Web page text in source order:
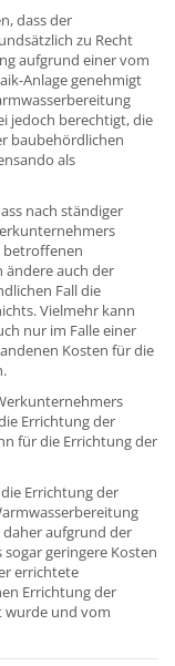
dass der
zu Recht
aufgrund einer vom
Anlage genehmigt
jedoch berechtigt, die
baubehördlichen
als
nach ständiger
betroffenen
ändere auch der
Fall die
Vielmehr kann
nur im Falle einer
Kosten für die
Errichtung der
für die Errichtung der
Errichtung der
aufgrund der
geringere Kosten
errichtete
Errichtung der
wurde und vom